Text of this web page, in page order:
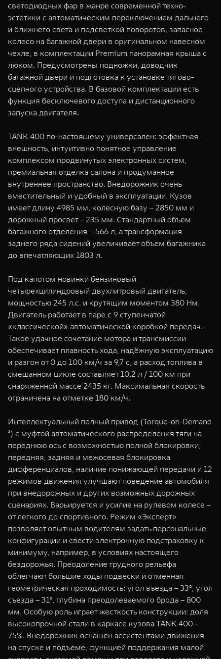
светодиодных фар в жанре современной техно-
эстетики с автоматическим переключением дальнего
и ближнего света и подсветкой поворотов, запасное
колесо на багажной двери в оригинальном навесном
чехле, в комплектации Premium панорамная крыша с
люком. Предусмотрены подножки, доводчик
багажной двери и подготовка к установке тягово-
сцепного устройства. В базовой комплектации есть
функция бесключевого доступа и дистанционного
запуска двигателя.
TANK 400 по-настоящему универсален: эффектная
внешность, интуитивно понятное управление
комплексом продвинутых электронных систем,
премиальная отделка салона и продуманное
внутреннее пространство. Внедорожник очень
вместительный и удобный в эксплуатации. Кузов
имеет длину 4985 мм, колесную базу – 2850 мм и
дорожный просвет – 235 мм. Стандартный объем
багажного отделения – 566 л, а трансформация
заднего ряда сидений увеличивает объем багажника
до впечатляющих 1803 л.
Под капотом новинки бензиновый
четырехцилиндровый двухлитровый двигатель,
мощностью 245 л.с. и крутящим моментом 380 Нм.
Двигатель работает в паре с 9 ступенчатой
«классической» автоматической коробкой передач.
Такое удачное сочетание мотора и трансмиссии
обеспечивает плавность хода, надёжную эксплуатацию
и разгон от 0 до 100 км/ч за 9,7 с, а расход топлива в
смешанном цикле составляет 10,2 л / 100 км при
снаряженной массе 2435 кг. Максимальная скорость
ограничена на отметке 180 км/ч.
Интеллектуальный полный привод (Torque-on-Demand
³) с муфтой автоматического распределения тяги на
переднюю ось с возможностью полной блокировки,
передняя, задняя и межосевая блокировка
дифференциалов, наличие понижающей передачи и 12
режимов движения улучшают поведение автомобиля
при внедорожных и других возможных дорожных
сценариях. Варьируется и усилие на рулевом колесе –
от легкого до спортивного. Режим «Эксперт»
позволяет опытным водителям задать персональные
конфигурации и свести электронную подстраховку к
минимуму, например, в условиях настоящего
бездорожья. Преодоление трудного рельефа
облегчают большие ходы подвески и отменная
геометрическая проходимость: угол въезда – 33°, угол
съезда – 31°, глубина преодолеваемого брода – 800
мм. Особую роль играет жесткость конструкции: доля
высокопрочной стали в каркасе кузова TANK 400 -
75%. Внедорожник оснащен ассистентами движения
на спуске и подъеме, функцией поддержания малой